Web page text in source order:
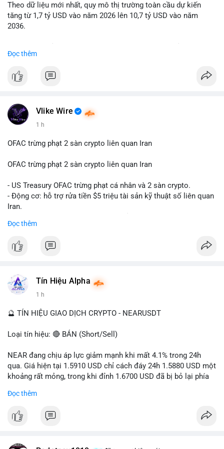
Lời khuyên: Nhà đầu tư nhỏ lẻ nên quan sát thêm 2-4 giờ sau
khi giao dịch được xác nhận, tránh hành động theo cảm xúc.
ưu tiên quản trị rủi ro trong giai đoạn biến động mạnh.
#btcmempool65k
Theo dữ liệu mới nhất, quy mô thị trường toàn cầu dự kiến
tăng từ 1,7 tỷ USD vào năm 2026 lên 10,7 tỷ USD vào năm
2036.
hàng năm (CAGR) ấn tượng lên tới 20,2%.
Điều gì đang thúc đẩy sự tăng trưởng vượt bậc này? Hãy cùng
Đọc thêm
Vlike Wire
1 h
OFAC trừng phạt 2 sàn crypto liên quan Iran
OFAC trừng phạt 2 sàn crypto liên quan Iran
- US Treasury OFAC trừng phạt cá nhân và 2 sàn crypto.
- Động cơ: hỗ trợ rửa tiền $5 triệu tài sản kỹ thuật số liên quan
Iran.
- Tác động: rủi ro cho thị trường crypto, tăng áp lực pháp lý.
#binancesquare
#vlikevn #titanbot
📰 Nguồn: Cointelegraph
Đọc thêm
Tín Hiệu Alpha
1 h
🔮 TÍN HIỆU GIAO DỊCH CRYPTO - NEARUSDT
Loại tín hiệu: 🔴 BÁN (Short/Sell)
NEAR đang chịu áp lực giảm mạnh khi mất 4.1% trong 24h
qua. Giá hiện tại 1.5910 USD chỉ cách đáy 24h 1.5880 USD một
khoảng rất mỏng, trong khi đỉnh 1.6700 USD đã bị bỏ lại phía
kiểm soát hoàn toàn. Khối lượng giao dịch 10.29 triệu NEAR
tiếp diễn.
Đọc thêm